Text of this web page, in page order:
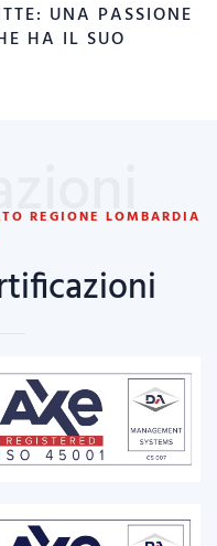
UNA PASSIONE
HA IL SUO
REGIONE LOMBARDIA